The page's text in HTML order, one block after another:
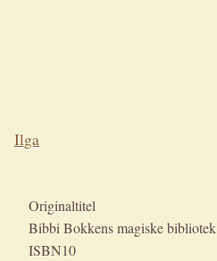
Ilga
Originaltitel
Bibbi Bokkens magiske bibliotek
ISBN10